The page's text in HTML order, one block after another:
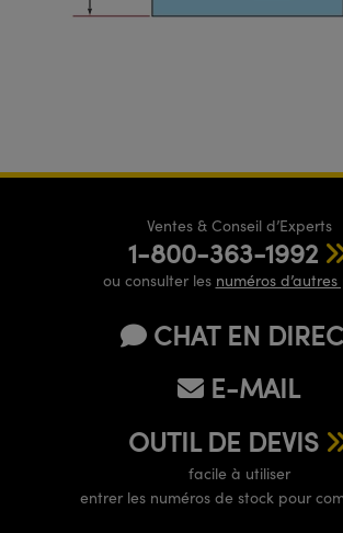
Ventes & Conseil d’Experts
1-800-363-1992
ou consulter les numéros
CHAT EN
E-MAIL
OUTIL DE DEVIS
facile à utiliser
entrer les numéros de stock pour